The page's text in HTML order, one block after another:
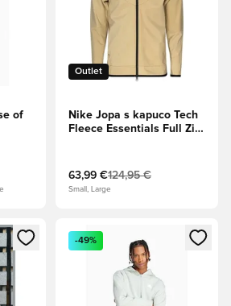
of
Outlet
Nike Jopa s kapuco Tech
Fleece Essentials Full Zip
63,99 €124,95 €
Small, Large
ali vpis kot članOdpre Modal za prijavo ali
-49%